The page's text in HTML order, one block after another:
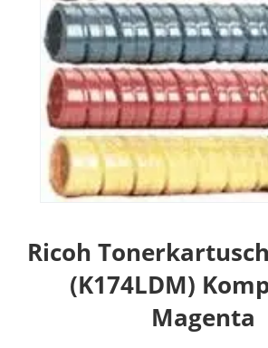
Ricoh
(K174LDM)
Magenta